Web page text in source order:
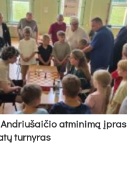
at­mi­ni­mą
tur­ny­ras